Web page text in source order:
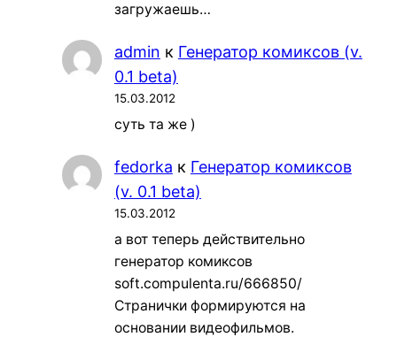
загружаешь…
admin к Генератор комиксов (v.
0.1 beta)
15.03.2012
суть та же )
fedorka к Генератор комиксов
(v. 0.1 beta)
15.03.2012
а вот теперь действительно
генератор комиксов
soft.compulenta.ru/666850/
Странички формируются на
основании видеофильмов.